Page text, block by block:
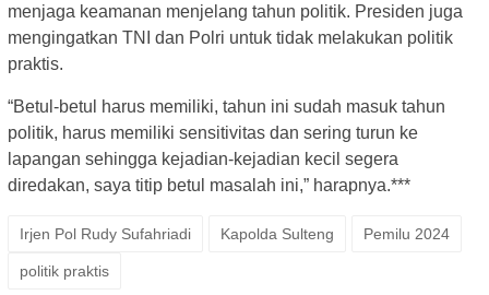
menjaga keamanan menjelang tahun politik. Presiden juga
mengingatkan TNI dan Polri untuk tidak melakukan politik
praktis.
“Betul-betul harus memiliki, tahun ini sudah masuk tahun
politik, harus memiliki sensitivitas dan sering turun ke
lapangan sehingga kejadian-kejadian kecil segera
diredakan, saya titip betul masalah ini,” harapnya.***
Irjen Pol Rudy Sufahriadi Kapolda Sulteng Pemilu 2024
politik praktis